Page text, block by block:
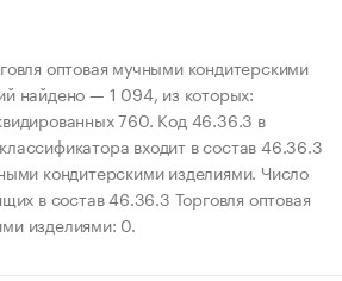
оптовая мучными кондитерскими
найдено — 1 094, из которых:
760. Код 46.36.3 в
входит в состав 46.36.3
кондитерскими изделиями. Число
в состав 46.36.3 Торговля оптовая
изделиями: 0.